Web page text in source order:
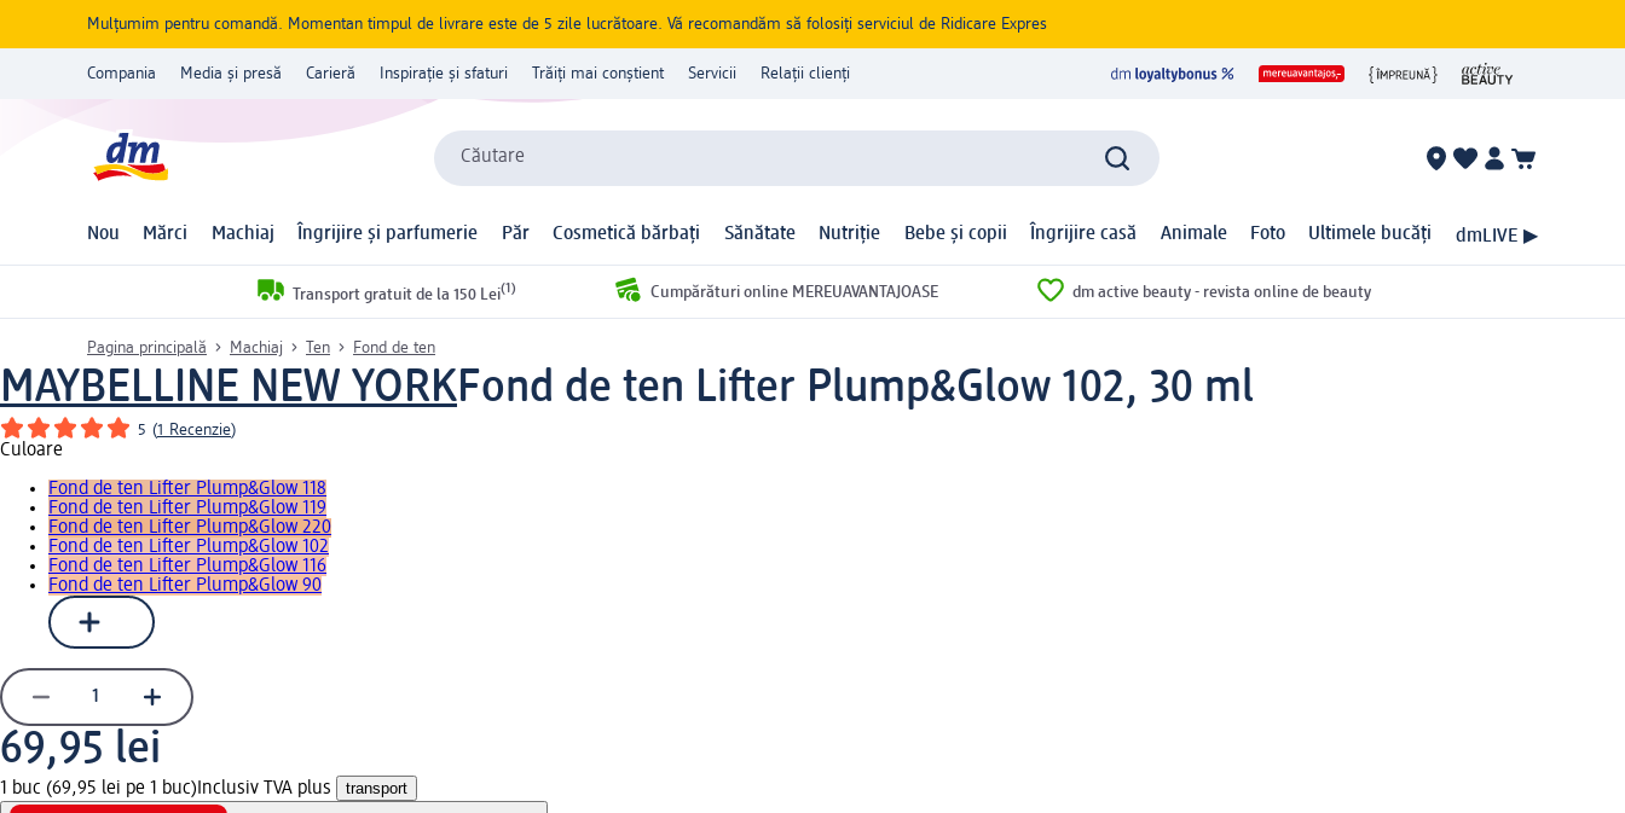
Mulțumim pentru comandă. Momentan timpul de livrare este de 5 zile lucrătoare. Vă recomandăm să folosiți serviciul de Ridicare Expres
Compania Media și presă Carieră Inspirație și sfaturi Trăiți mai conștient Servicii Relații clienți
Căutare
Nou Mărci Machiaj Îngrijire și parfumerie Păr Cosmetică bărbați Sănătate Nutriție Bebe și copii Îngrijire casă Animale Foto Ultimele bucăți dmLIVE ▶
Transport gratuit de la 150 Lei(1) Cumpărături online MEREUAVANTAJOASE dm active beauty - revista online de beauty
Pagina principală Machiaj Ten Fond de ten
MAYBELLINE NEW YORKFond de ten Lifter Plump&Glow 102, 30 ml
5 (1 Recenzie)
Culoare
Fond de ten Lifter Plump&Glow 118
Fond de ten Lifter Plump&Glow 119
Fond de ten Lifter Plump&Glow 220
Fond de ten Lifter Plump&Glow 102
Fond de ten Lifter Plump&Glow 116
Fond de ten Lifter Plump&Glow 90
69,95 lei
1 buc (69,95 lei pe 1 buc) Inclusiv TVA plus transport